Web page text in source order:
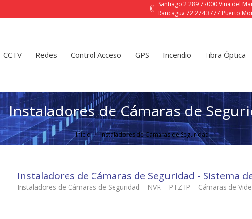
Santiago 2 289 77000 Viña del
Rancagua 72 274 3777 Puerto
CCTV Redes Control Acceso GPS Incendio Fibra Óptica
Instaladores de Cámaras de
Estás aquí:
Inicio Instaladores de Cámaras de Seguridad
Instaladores de Cámaras de Seguridad - Sistema
Instaladores de Cámaras de Seguridad – NVR – PTZ IP – Cámaras de
Redes Control Acceso GPS Incendio Fibra Óptica